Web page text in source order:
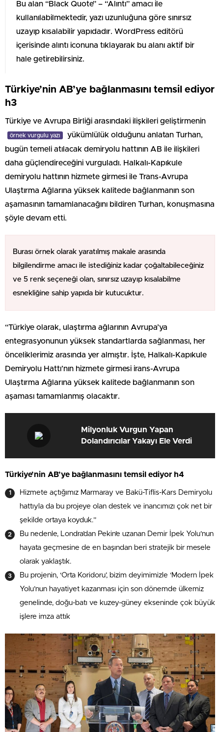
Bu alan “Black Quote” – “Alıntı” amacı ile
kullanılabilmektedir, yazı uzunluğuna göre sınırsız
uzayıp kısalabilir yapıdadır. WordPress editörü
içerisinde alıntı iconuna tıklayarak bu alanı aktif bir
hale getirebilirsiniz.
Türkiye’nin AB’ye bağlanmasını temsil ediyor
h3
Türkiye ve Avrupa Birliği arasındaki ilişkileri geliştirmenin
örnek vurgulu yazı
yükümlülük olduğunu anlatan Turhan,
bugün temeli atılacak demiryolu hattının AB ile ilişkileri
daha güçlendireceğini vurguladı. Halkalı-Kapıkule
demiryolu hattının hizmete girmesi ile Trans-Avrupa
Ulaştırma Ağlarına yüksek kalitede bağlanmanın son
aşamasının tamamlanacağını bildiren Turhan, konuşmasına
şöyle devam etti.
Burası örnek olarak yaratılmış makale arasında
bilgilendirme amacı ile istediğiniz kadar çoğaltabileceğiniz
ve 5 renk seçeneği olan, sınırsız uzayıp kısalabilme
esnekliğine sahip yapıda bir kutucuktur.
“Türkiye olarak, ulaştırma ağlarının Avrupa’ya
entegrasyonunun yüksek standartlarda sağlanması, her
önceliklerimiz arasında yer almıştır. İşte, Halkalı-Kapıkule
Demiryolu Hattı’nın hizmete girmesi irans-Avrupa
Ulaştırma Ağlarına yüksek kalitede bağlanmanın son
aşaması tamamlanmış olacaktır.
Milyonluk Vurgun Yapan
Dolandırıcılar Yakayı Ele Verdi
Türkiye’nin AB’ye bağlanmasını temsil ediyor h4
Hizmete açtığımız Marmaray ve Bakü-Tiflis-Kars Demiryolu
hattıyla da bu projeye olan destek ve inancımızı çok net bir
şekilde ortaya koyduk.”
Bu nedenle, Londra’dan Pekin’e uzanan Demir İpek Yolu’nun
hayata geçmesine de en başından beri stratejik bir mesele
olarak yaklaştık.
Bu projenin, ‘Orta Koridoru’, bizim deyimimizle ‘Modern İpek
Yolu’nun hayatiyet kazanması için son dönemde ülkemiz
genelinde, doğu-batı ve kuzey-güney ekseninde çok büyük
işlere imza attık